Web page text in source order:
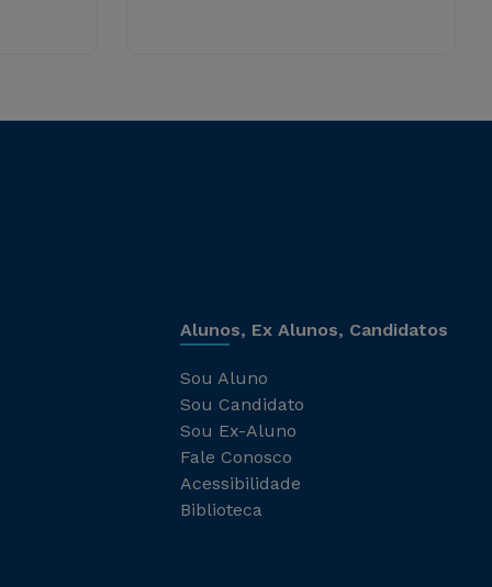
Alunos, Ex Alunos, Candidatos
Sou Aluno
Sou Candidato
Sou Ex-Aluno
Fale Conosco
Acessibilidade
Biblioteca